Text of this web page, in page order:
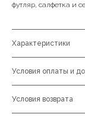
футляр, салфетка и
Характеристики
Условия оплаты и
Условия возврата